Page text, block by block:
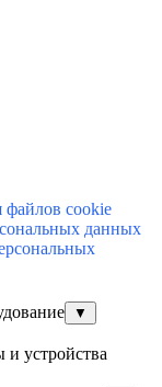
файлов cookie
данных
▼
и устройства